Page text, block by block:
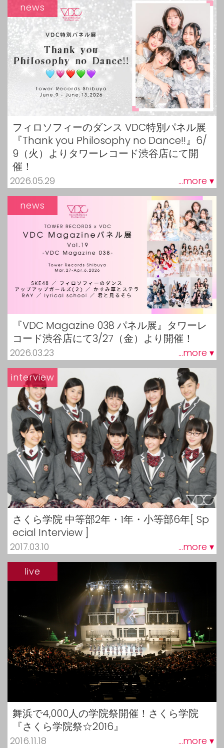
フィロソフィーのダンス VDC特別パネル展
『Thank you Philosophy no Dance!!』6/
9（火）よりタワーレコード渋谷店にて開
催！
2026.05.29 ...more ▾
news
『VDC Magazine 038 パネル展』タワーレ
コード渋谷店にて3/27（金）より開催！
2026.03.23 ...more ▾
news
さくら学院 中等部2年・1年・小等部6年[ Sp
ecial Interview ]
2017.03.10 ...more ▾
interview
舞浜で4,000人の学院祭開催！さくら学院
『さくら学院祭☆2016』
2016.11.18 ...more ▾
live